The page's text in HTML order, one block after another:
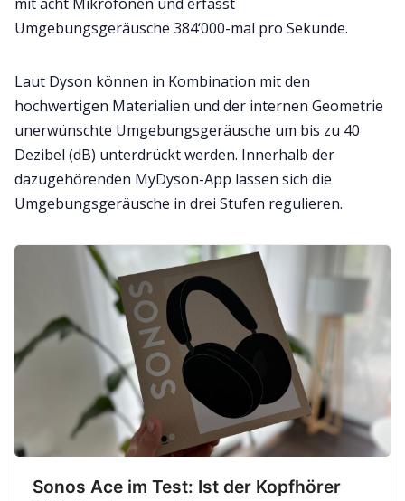
Umgebungsgeräusche 384‘000-mal pro Sekunde.
Laut Dyson können in Kombination mit den
hochwertigen Materialien und der internen Geometrie
unerwünschte Umgebungsgeräusche um bis zu 40
Dezibel (dB) unterdrückt werden. Innerhalb der
dazugehörenden MyDyson-App lassen sich die
Umgebungsgeräusche in drei Stufen regulieren.
Sonos Ace im Test: Ist der Kopfhörer